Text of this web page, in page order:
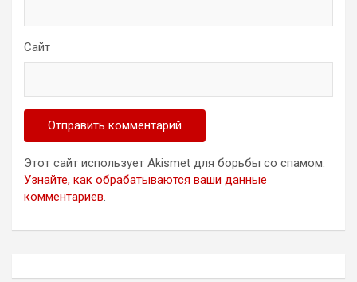
Сайт
Этот сайт использует Akismet для борьбы со спамом.
Узнайте, как обрабатываются ваши данные
комментариев.